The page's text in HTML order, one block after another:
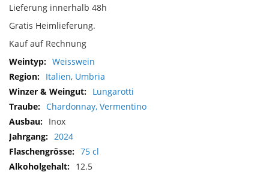
Lieferung innerhalb 48h
Gratis Heimlieferung.
Kauf auf Rechnung
Mehr
Informationen
Weisswein
Italien, Umbria
Lungarotti
Chardonnay, Vermentino
Inox
2024
75 cl
12.5